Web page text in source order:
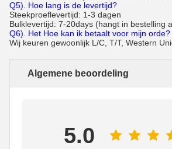
Q5). Hoe lang is de levertijd?
Steekproeflevertijd: 1-3 dagen
Bulklevertijd: 7-20days (hangt in bestelling
Q6). Het Hoe kan ik betaalt voor mijn orde?
Wij keuren gewoonlijk L/C, T/T, Western
Algemene beoordeling
5.0